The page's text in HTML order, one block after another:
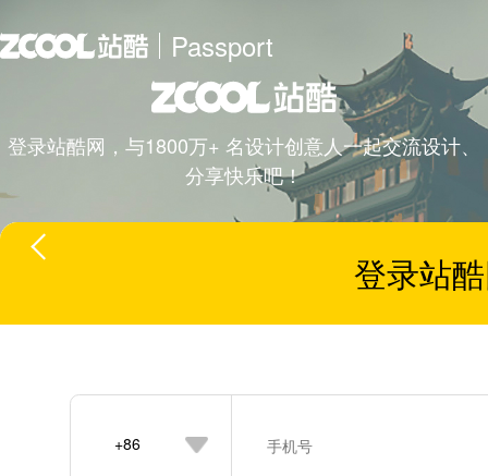
Passport
登录站酷网，与1800万+ 名设计创意人一起交流设计、
分享快乐吧！